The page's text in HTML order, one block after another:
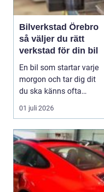
Bilverkstad Örebro
så väljer du rätt
verkstad för din bil
En bil som startar varje
morgon och tar dig dit
du ska känns ofta
självklar. Men bakom
varje problemfri körning
service, noggrann
felsökning och ibland
snabba reparationer. För
bilägare i Örebro blir
valet av verkstad därför
01 juli 2026